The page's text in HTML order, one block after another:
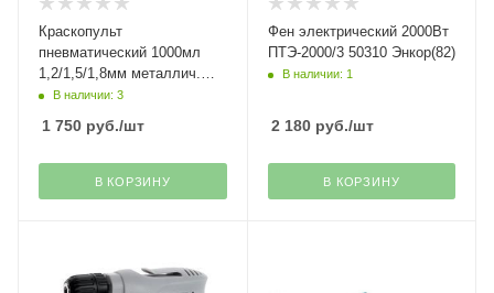
Краскопульт
пневматический 1000мл
1,2/1,5/1,8мм металлич.
верхний бачок Matrix(32)
В наличии: 3
1 750 руб./шт
В КОРЗИНУ
Фен электрический 2000Вт
ПТЭ-2000/3 50310 Энкор(82)
В наличии: 1
2 180руб./шт
В КОРЗИНУ